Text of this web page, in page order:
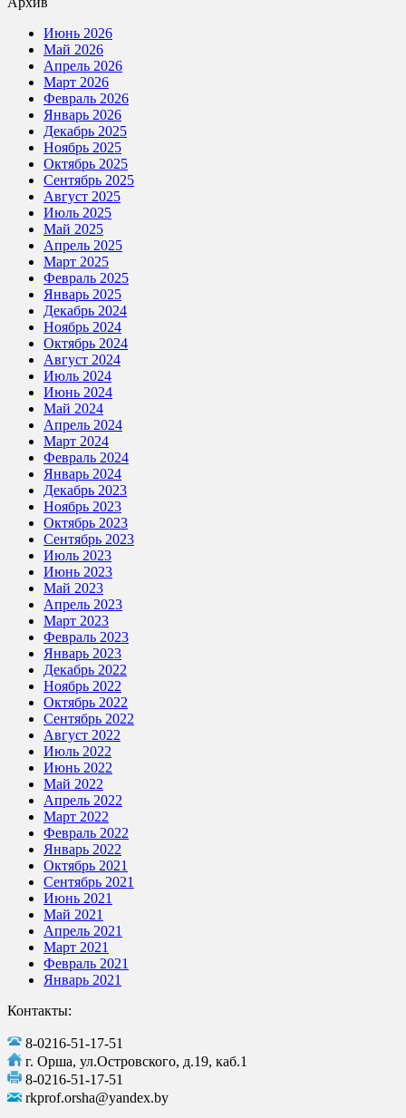
Июнь 2026
Май 2026
Апрель 2026
Март 2026
Февраль 2026
Январь 2026
Декабрь 2025
Ноябрь 2025
Октябрь 2025
Сентябрь 2025
Август 2025
Июль 2025
Май 2025
Апрель 2025
Март 2025
Февраль 2025
Январь 2025
Декабрь 2024
Ноябрь 2024
Октябрь 2024
Август 2024
Июль 2024
Июнь 2024
Май 2024
Апрель 2024
Март 2024
Февраль 2024
Январь 2024
Декабрь 2023
Ноябрь 2023
Октябрь 2023
Сентябрь 2023
Июль 2023
Июнь 2023
Май 2023
Апрель 2023
Март 2023
Февраль 2023
Январь 2023
Декабрь 2022
Ноябрь 2022
Октябрь 2022
Сентябрь 2022
Август 2022
Июль 2022
Июнь 2022
Май 2022
Апрель 2022
Март 2022
Февраль 2022
Январь 2022
Октябрь 2021
Сентябрь 2021
Июнь 2021
Май 2021
Апрель 2021
Март 2021
Февраль 2021
Январь 2021
Контакты:
8-0216-51-17-51
г. Орша, ул.Островского, д.19, каб.1
8-0216-51-17-51
rkprof.orsha@yandex.by